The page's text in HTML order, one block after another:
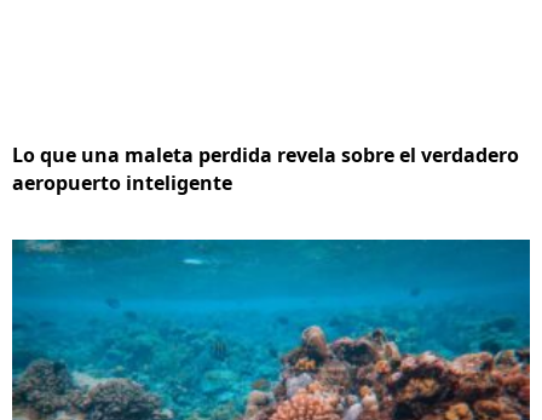
Lo que una maleta perdida revela sobre el verdadero
aeropuerto inteligente